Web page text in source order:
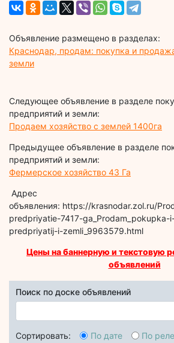
Объявление размещено в разделах:
Краснодар, продам: покупка и
земли
Следующее объявление в разделе
предприятий и земли:
Продаем хозяйство с землей 1400га
Предыдущее объявление в разделе
предприятий и земли:
Фермерское хозяйство 43 Га
Адрес
объявления: https://krasnodar.zol.ru/
predpriyatie-7417-ga_Prodam_pokupka-
predpriyatij-i-zemli_9963579.html
Цены на баннерную и текстовую
объявлений
Поиск по доске объявлений
Сортировать: По дате По